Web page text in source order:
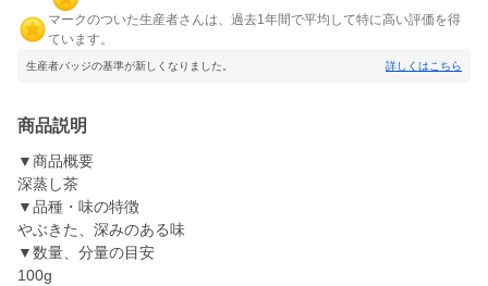
マークのついた生産者さんは、過去1年間で平均して特に高い評価を得
ています。
生産者バッジの基準が新しくなりました。 詳しくはこちら
商品説明
▼商品概要
深蒸し茶
▼品種・味の特徴
やぶきた、深みのある味
▼数量、分量の目安
100g